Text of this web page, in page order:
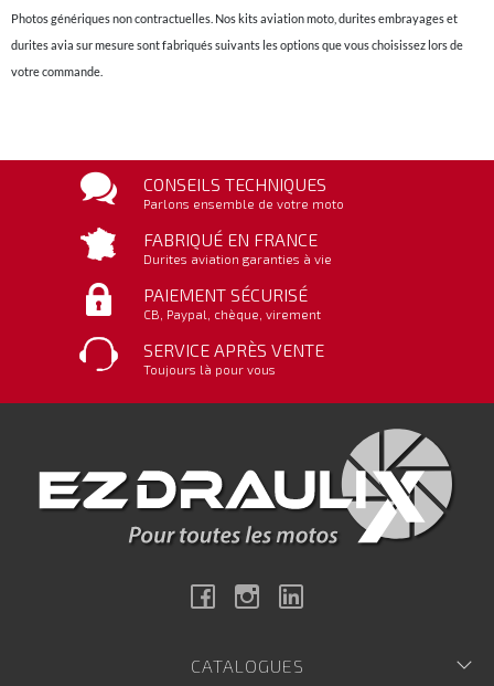
Photos génériques non contractuelles. Nos kits aviation moto, durites embrayages et
durites avia sur mesure sont fabriqués suivants les options que vous choisissez lors de
votre commande.
CONSEILS TECHNIQUES
Parlons ensemble de votre moto
FABRIQUÉ EN FRANCE
Durites aviation garanties à vie
PAIEMENT SÉCURISÉ
CB, Paypal, chèque, virement
SERVICE APRÈS VENTE
Toujours là pour vous
FacebookInstagram
CATALOGUES